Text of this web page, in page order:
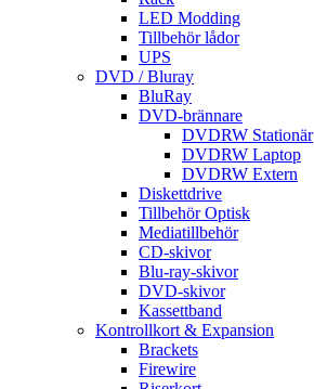
LED Modding
Tillbehör lådor
UPS
DVD / Bluray
BluRay
DVD-brännare
DVDRW Stationär
DVDRW Laptop
DVDRW Extern
Diskettdrive
Tillbehör Optisk
Mediatillbehör
CD-skivor
Blu-ray-skivor
DVD-skivor
Kassettband
Kontrollkort & Expansion
Brackets
Firewire